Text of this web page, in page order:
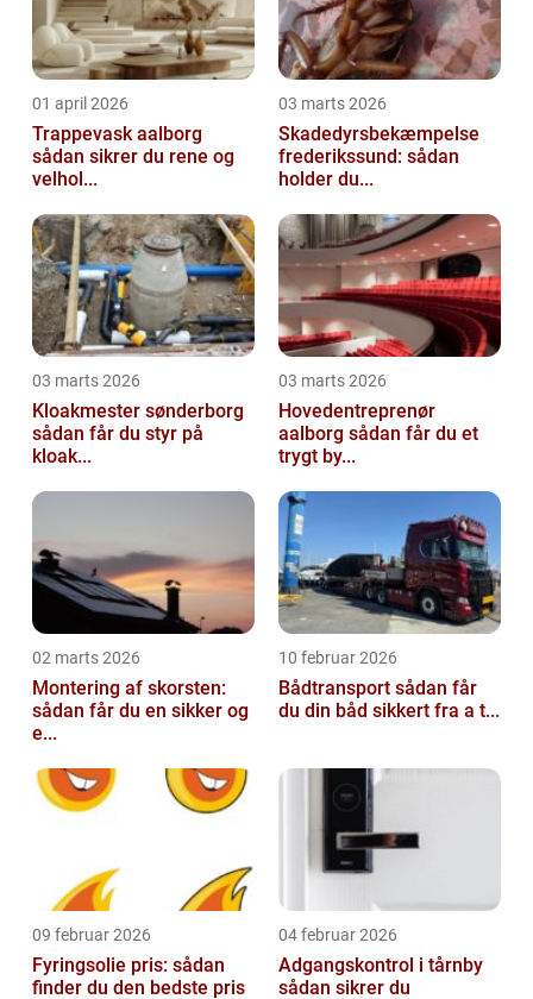
01 april 2026
Trappevask aalborg
sådan sikrer du rene og
velhol...
03 marts 2026
Skadedyrsbekæmpelse
frederikssund: sådan
holder du...
03 marts 2026
Kloakmester sønderborg
sådan får du styr på
kloak...
03 marts 2026
Hovedentreprenør
aalborg sådan får du et
trygt by...
02 marts 2026
Montering af skorsten:
sådan får du en sikker og
e...
10 februar 2026
Bådtransport sådan får
du din båd sikkert fra a t...
09 februar 2026
Fyringsolie pris: sådan
finder du den bedste pris
04 februar 2026
Adgangskontrol i tårnby
sådan sikrer du